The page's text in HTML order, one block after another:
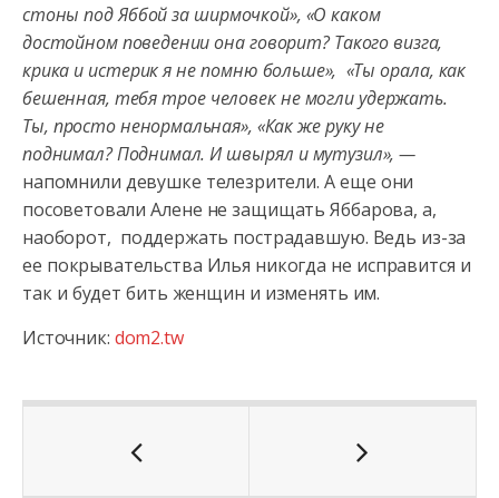
стоны под Яббой за ширмочкой», «О каком
достойном поведении она говорит? Такого визга,
крика и истерик я не помню больше», «Ты орала, как
бешенная, тебя трое человек не могли удержать.
Ты, просто ненормальная», «Как же руку не
поднимал? Поднимал. И швырял и мутузил», —
напомнили девушке телезрители. А еще они
посоветовали Алене не защищать Яббарова, а,
наоборот, поддержать пострадавшую. Ведь из-за
ее покрывательства Илья никогда не исправится и
так и будет бить женщин и изменять им.
Источник: dom2.tw